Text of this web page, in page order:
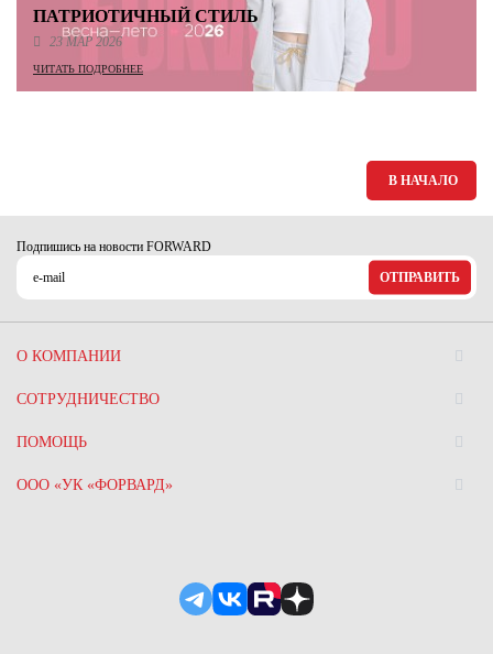
ПАТРИОТИЧНЫЙ СТИЛЬ
23 МАР 2026
ЧИТАТЬ ПОДРОБНЕЕ
В НАЧАЛО
Подпишись на новости FORWARD
ОТПРАВИТЬ
О КОМПАНИИ
СОТРУДНИЧЕСТВО
ПОМОЩЬ
ООО «УК «ФОРВАРД»